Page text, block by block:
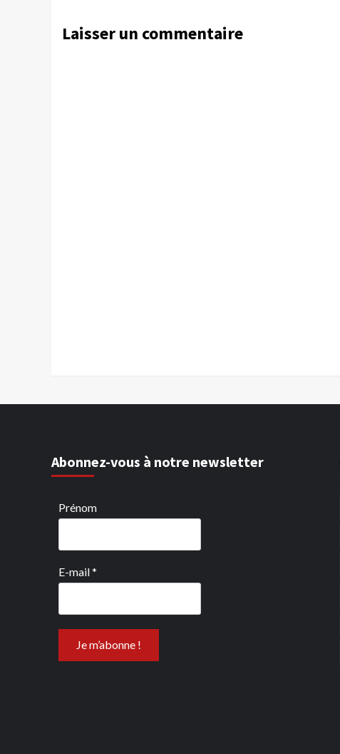
Laisser un commentaire
Abonnez-vous à notre newsletter
Prénom
E-mail*